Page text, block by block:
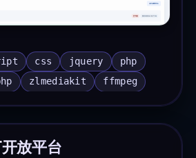
css jquery
php
zlmediakit ffmpeg
放平台